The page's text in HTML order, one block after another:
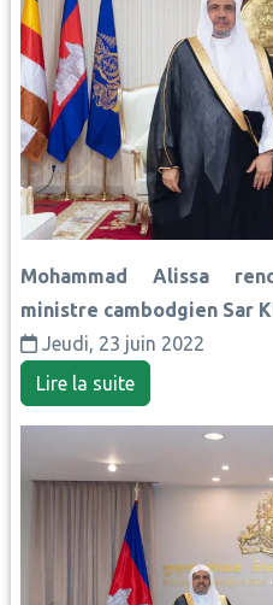
Mohammad Alissa
ministre cambodgien Sar
Jeudi, 23 juin 2022
Lire la suite